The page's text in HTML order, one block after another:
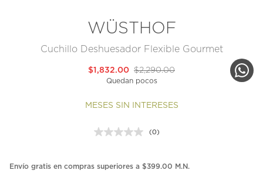
WÜSTHOF
Cuchillo Deshuesador Flexible Gourmet
$2,290.00
$1,832.00
Quedan pocos
MESES SIN INTERESES
Sin
en
(0)
Envío gratis en compras superiores a $399.00 M.N.